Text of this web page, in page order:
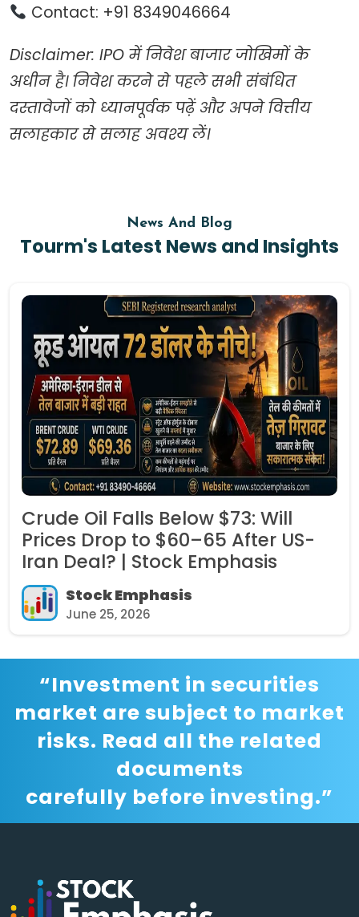
Contact: +91 8349046664
Disclaimer: IPO में निवेश बाजार जोखिमों के
अधीन है। निवेश करने से पहले सभी संबंधित
दस्तावेजों को ध्यानपूर्वक पढ़ें और अपने वित्तीय
सलाहकार से सलाह अवश्य लें।
News And Blog
Tourm's Latest News and Insights
Falls Below $73: Will
to $60–65 After US-
| Stock Emphasis
Emphasis
25, 2026
IRFC
“Investment in securities
market are subject to market
risks. Read all the related
documents
carefully before investing.”